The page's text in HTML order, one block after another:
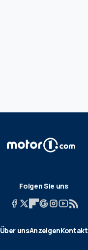
Folgen Sie uns
Über unsAnzeigenKontakt